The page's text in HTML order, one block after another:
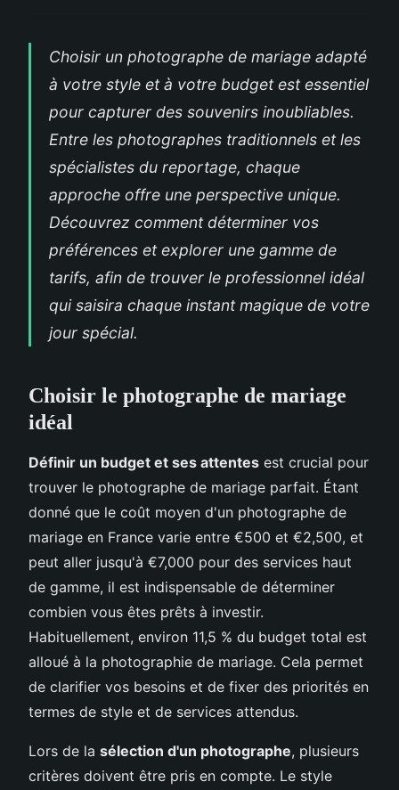
Choisir un photographe de mariage adapté
à votre style et à votre budget est essentiel
pour capturer des souvenirs inoubliables.
Entre les photographes traditionnels et les
spécialistes du reportage, chaque
approche offre une perspective unique.
Découvrez comment déterminer vos
préférences et explorer une gamme de
tarifs, afin de trouver le professionnel idéal
qui saisira chaque instant magique de votre
jour spécial.
Choisir le photographe de mariage
idéal
Définir un budget et ses attentes est crucial pour
trouver le photographe de mariage parfait. Étant
donné que le coût moyen d'un photographe de
mariage en France varie entre €500 et €2,500, et
peut aller jusqu'à €7,000 pour des services haut
de gamme, il est indispensable de déterminer
combien vous êtes prêts à investir.
Habituellement, environ 11,5 % du budget total est
alloué à la photographie de mariage. Cela permet
de clarifier vos besoins et de fixer des priorités en
termes de style et de services attendus.
Lors de la sélection d'un photographe, plusieurs
critères doivent être pris en compte. Le style